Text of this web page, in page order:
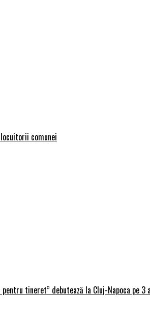
comunei
tineret” debutează la Cluj-Napoca pe 3